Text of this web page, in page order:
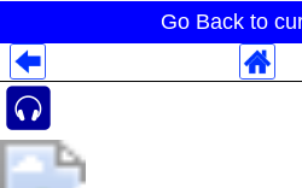
Go Back to
Despliegues Analytics
Despliegues Totales